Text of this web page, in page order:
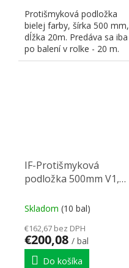
Protišmyková podložka
bielej farby, šírka 500 mm,
dĺžka 20m. Predáva sa iba
po balení v rolke - 20 m.
Hrúbka - 1,2...
IF-Protišmyková
podložka 500mm V1,
Skladom (10 bal)
€162,67 bez DPH
€200,08 / bal
Do košíka